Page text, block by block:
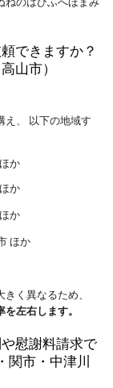
できますか？
山市）
え、 以下の地域す
か
か
か
ほか
く異なるため、
左右します。
慰謝料請求で
関市・中津川